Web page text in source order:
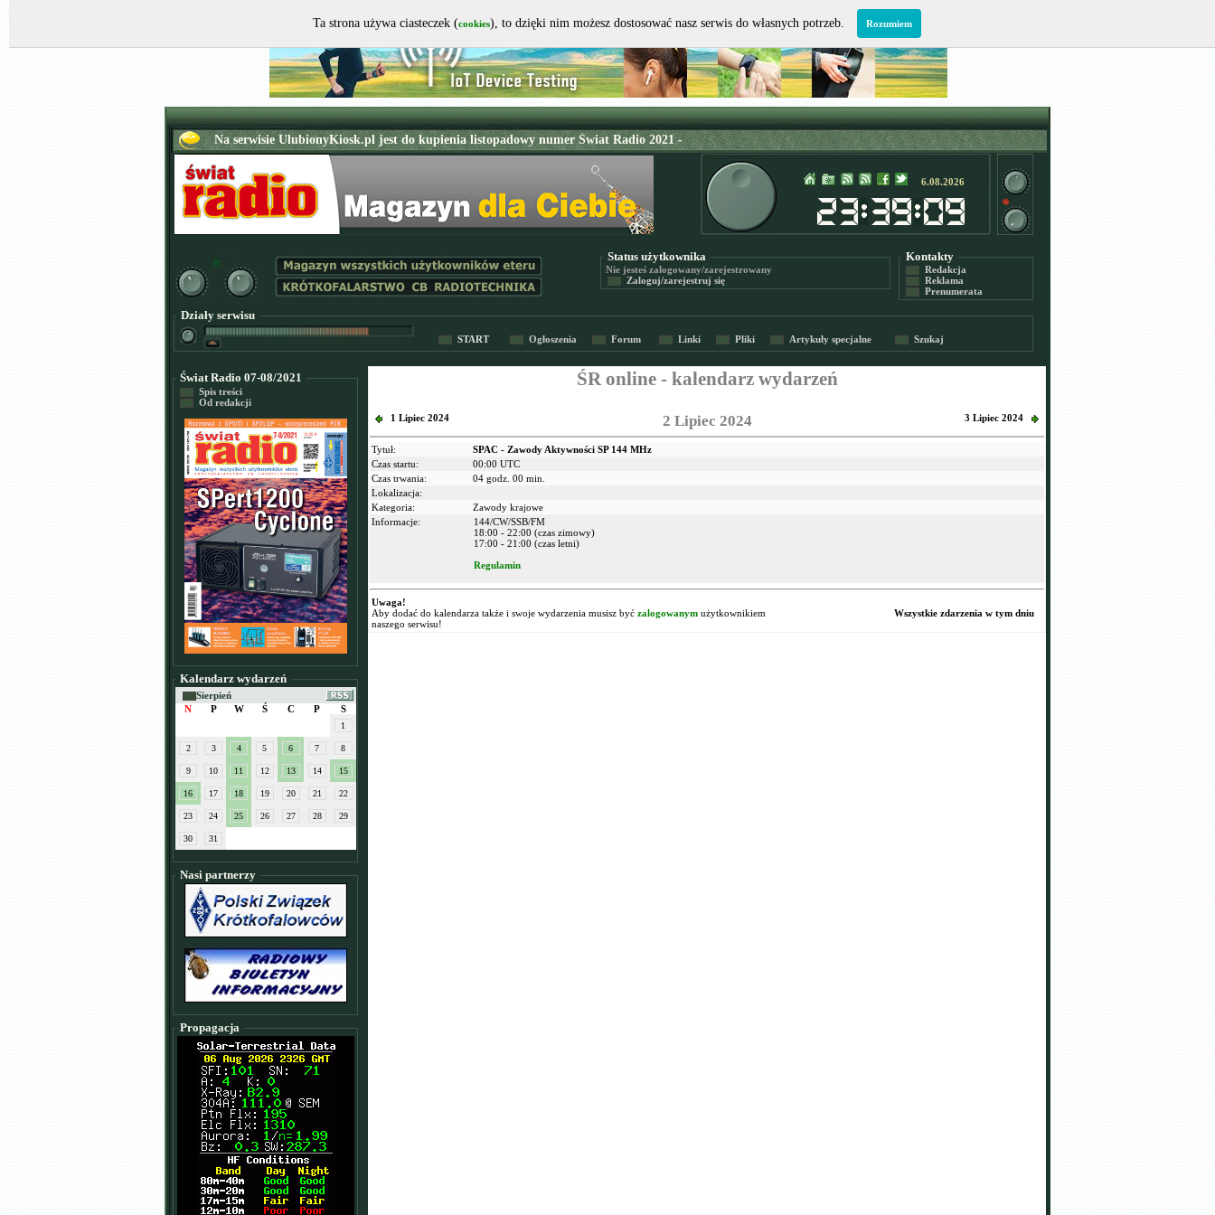
6.08.2026
Status użytkownika
Nie jesteś zalogowany/zarejestrowany
Zaloguj/zarejestruj się
Kontakty
Redakcja
Reklama
Prenumerata
Działy serwisu
START Ogłoszenia Forum Linki Pliki Artykuły specjalne Szukaj
Świat Radio 07-08/2021
Spis treści
Od redakcji
Kalendarz wydarzeń
Sierpień
N
P W Ś C P S
1
2 3 4 5 6 7 8
9 10 11 12 13 14 15
16 17 18 19 20 21 22
23 24 25 26 27 28 29
30 31
Nasi partnerzy
Propagacja
ŚR online - kalendarz wydarzeń
1 Lipiec 2024 2 Lipiec 2024 3 Lipiec 2024
Tytuł:
SPAC - Zawody Aktywności SP 144 MHz
Czas startu:
00:00 UTC
Czas trwania:
04 godz. 00 min.
Lokalizacja:
Kategoria:
Zawody krajowe
Informacje:
144/CW/SSB/FM
18:00 - 22:00 (czas zimowy)
17:00 - 21:00 (czas letni)
Regulamin
Uwaga!
Aby dodać do kalendarza także i swoje wydarzenia musisz być zalogowanym użytkownikiem
naszego serwisu!
Wszystkie zdarzenia w tym dniu
Ta strona używa ciasteczek (cookies), to dzięki nim możesz dostosować nasz serwis do własnych potrzeb. Rozumiem